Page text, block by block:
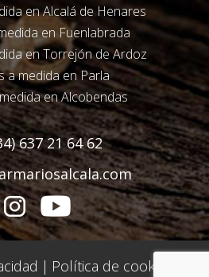
en Alcalá de Henares
en Fuenlabrada
en Torrejón de Ardoz
a medida en Parla
en Alcobendas
637 21 64 62
| Política de cookies